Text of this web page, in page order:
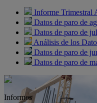
Informe Trimestral
Datos de paro de
Datos de paro de
Análisis de los
Datos de paro de
Datos de paro de
Informes